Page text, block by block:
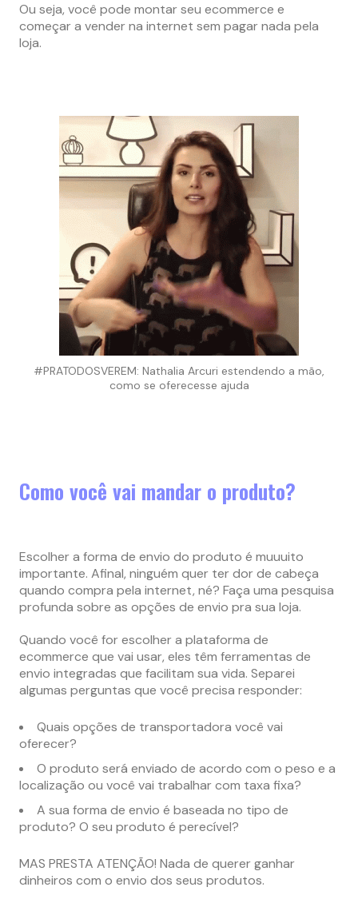
Ou seja, você pode montar seu ecommerce e
começar a vender na internet sem pagar nada pela
loja.
#PRATODOSVEREM: Nathalia Arcuri estendendo a mão,
como se oferecesse ajuda
Como você vai mandar o produto?
Escolher a forma de envio do produto é muuuito
importante. Afinal, ninguém quer ter dor de cabeça
quando compra pela internet, né? Faça uma pesquisa
profunda sobre as opções de envio pra sua loja.
Quando você for escolher a plataforma de
ecommerce que vai usar, eles têm ferramentas de
envio integradas que facilitam sua vida. Separei
algumas perguntas que você precisa responder:
Quais opções de transportadora você vai
oferecer?
O produto será enviado de acordo com o peso e a
localização ou você vai trabalhar com taxa fixa?
A sua forma de envio é baseada no tipo de
produto? O seu produto é perecível?
MAS PRESTA ATENÇÃO! Nada de querer ganhar
dinheiros com o envio dos seus produtos.